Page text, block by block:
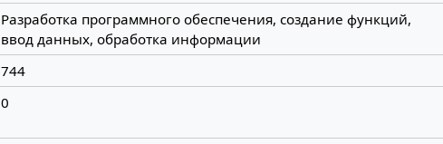
Разработка программного обеспечения, создание функций,
ввод данных, обработка информации
744
0